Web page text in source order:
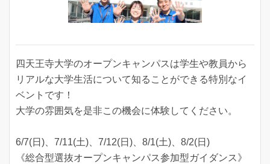
四天王寺大学のオープンキャンパスは学生や教員から
リアルな大学生活について知ることができる特別なイ
ベントです！
大学の雰囲気を是非この機会に体験してください。
6/7(日)、7/11(土)、7/12(日)、8/1(土)、8/2(日)
《総合型選抜オープンキャンパス参加型ガイダンス》